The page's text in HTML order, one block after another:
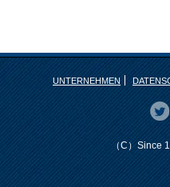
UNTERNEHMEN
（C）Since